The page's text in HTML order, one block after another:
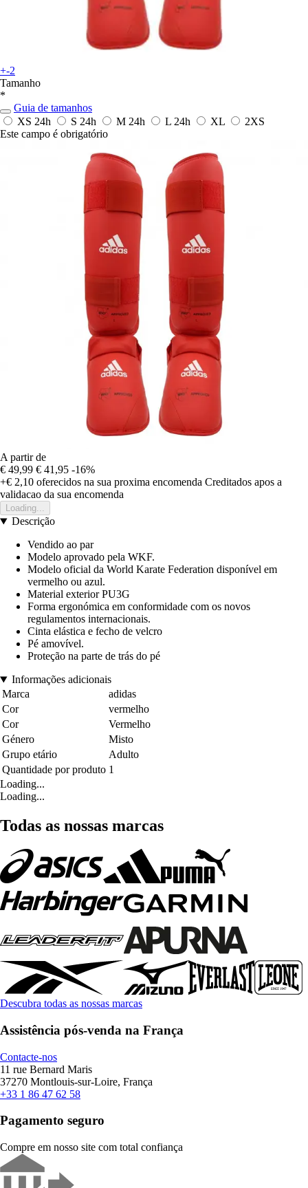
+-2
Tamanho
*
Guia de tamanhos
XS 24h S 24h M 24h L 24h XL
2XS
Este campo é obrigatório
A partir de
€ 49,99 € 41,95 -16%
+€ 2,10 oferecidos na sua proxima encomenda Creditados apos a
validacao da sua encomenda
Loading...
Descrição
Vendido ao par
Modelo aprovado pela WKF.
Modelo oficial da World Karate Federation disponível em
vermelho ou azul.
Material exterior PU3G
Forma ergonómica em conformidade com os novos
regulamentos internacionais.
Cinta elástica e fecho de velcro
Pé amovível.
Proteção na parte de trás do pé
Informações adicionais
Marca
adidas
Cor
vermelho
Cor
Vermelho
Género
Misto
Grupo etário
Adulto
Quantidade por produto 1
Loading...
Loading...
Todas as nossas marcas
Descubra todas as nossas marcas
Assistência pós-venda na França
Contacte-nos
11 rue Bernard Maris
37270 Montlouis-sur-Loire, França
+33 1 86 47 62 58
Pagamento seguro
Compre em nosso site com total confiança